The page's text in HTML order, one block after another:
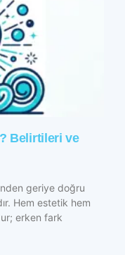
Belirtileri ve
geriye doğru
Hem estetik hem
erken fark